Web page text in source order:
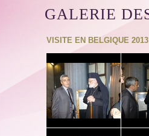
GALERIE
VISITE EN BELGIQUE 2013